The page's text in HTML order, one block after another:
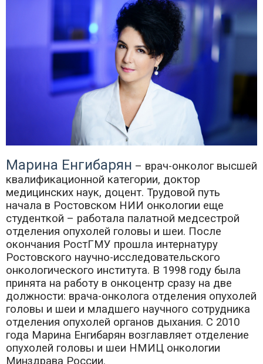
Марина Енгибарян – врач-онколог высшей
квалификационной категории, доктор
медицинских наук, доцент. Трудовой путь
начала в Ростовском НИИ онкологии еще
студенткой – работала палатной медсестрой
отделения опухолей головы и шеи. После
окончания РостГМУ прошла интернатуру
Ростовского научно-исследовательского
онкологического института. В 1998 году была
принята на работу в онкоцентр сразу на две
должности: врача-онколога отделения опухолей
головы и шеи и младшего научного сотрудника
отделения опухолей органов дыхания. С 2010
года Марина Енгибарян возглавляет отделение
опухолей головы и шеи НМИЦ онкологии
Минздрава России.